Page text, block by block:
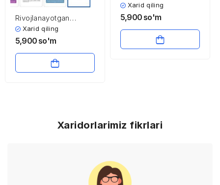
Rivojlanayotgan
davlatlarni jahon
iqtisodiyotida tutgan
Xarid qiling
5,900 so'm
migratsiyasi
Xarid qiling
5,900 so'm
Xaridorlarimiz fikrlari